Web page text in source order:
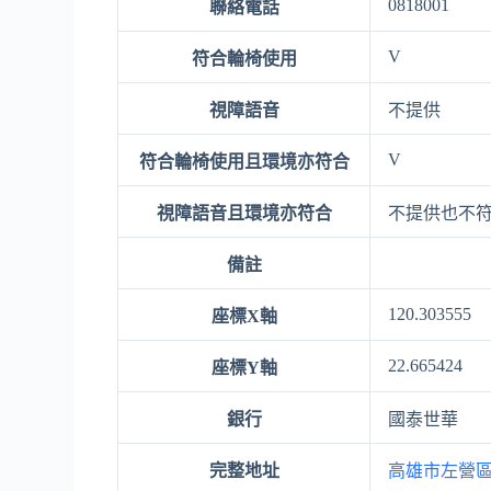
聯絡電話 0818001
符合輪椅使用 V
視障語音 不提供
符合輪椅使用且環境亦符合 V
視障語音且環境亦符合 不提供也不
備註
座標X軸 120.303555
座標Y軸 22.665424
銀行 國泰世華
完整地址 高雄市左營